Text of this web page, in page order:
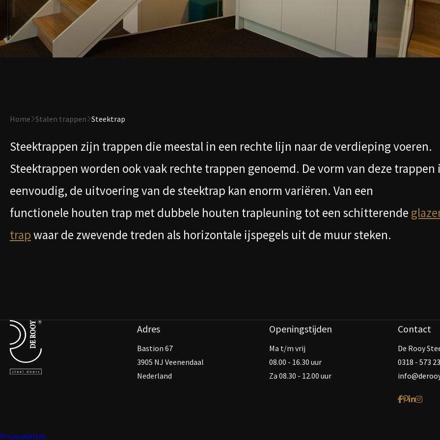
Home Stalen trappen Steektrap
Steektrappen zijn trappen die meestal in een rechte lijn naar de verdieping voeren.
Steektrappen worden ook vaak rechte trappen genoemd. De vorm van deze trappen
eenvoudig, de uitvoering van de steektrap kan enorm variëren. Van een
functionele houten trap met dubbele houten trapleuning tot een schitterende
trapwaar de zwevende treden als horizontale ijspegels uit de muur steken.
Terug naar de startpagina Adres
Bastion 67
3905 NJ Veenendaal
Nederland
Openingstijden
Ma t/m vrij
08.00 - 16.30 uur
Za 08.30 - 12.00 uur
Contact
De Rooy
0318 - 573
Privacybeleid